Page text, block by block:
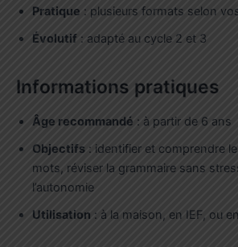
Pratique : plusieurs formats selon
Évolutif : adapté au cycle 2 et 3
Informations pratiques
Âge recommandé : à partir de 6 ans
Objectifs : identifier et comprendre
mots, réviser la grammaire sans
l’autonomie
Utilisation : à la maison, en IEF, ou